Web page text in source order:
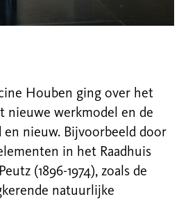
Houben ging over het
nieuwe werkmodel en de
en nieuw. Bijvoorbeeld door
in het Raadhuis
(1896-1974), zoals de
natuurlijke